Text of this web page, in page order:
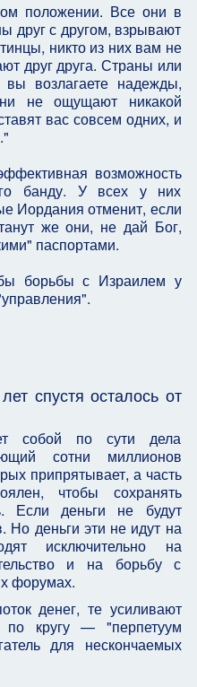
положении. Все они в
друг с другом, взрывают
никто из них вам не
друг друга. Страны или
вы возлагаете надежды,
не ощущают никакой
вас совсем одних, и
возможность
банду. У всех у них
Иордания отменит, если
же они, не дай Бог,
паспортами.
борьбы с Израилем у
спустя осталось от
собой по сути дела
сотни миллионов
припрятывает, а часть
чтобы сохранять
Если деньги не будут
Но деньги эти не идут на
исключительно на
и на борьбу с
форумах.
денег, те усиливают
по кругу — "перпетуум
для нескончаемых